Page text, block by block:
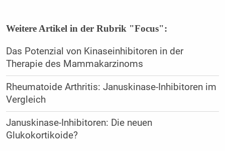
Weitere Artikel in der Rubrik "Focus":
Das Potenzial von Kinaseinhibitoren in der
Therapie des Mammakarzinoms
Rheumatoide Arthritis: Januskinase-Inhibitoren im
Vergleich
Januskinase-Inhibitoren: Die neuen
Glukokortikoide?